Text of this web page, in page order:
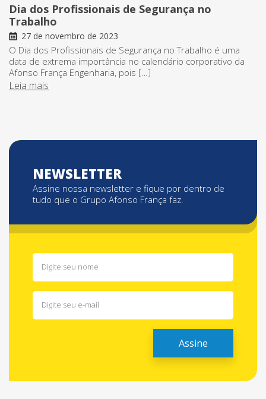
Dia dos Profissionais de Segurança no
Trabalho
27 de novembro de 2023
O Dia dos Profissionais de Segurança no Trabalho é uma
data de extrema importância no calendário corporativo da
Afonso França Engenharia, pois […]
Leia mais
NEWSLETTER
Assine nossa newsletter e fique por dentro de
tudo que o Grupo Afonso França faz.